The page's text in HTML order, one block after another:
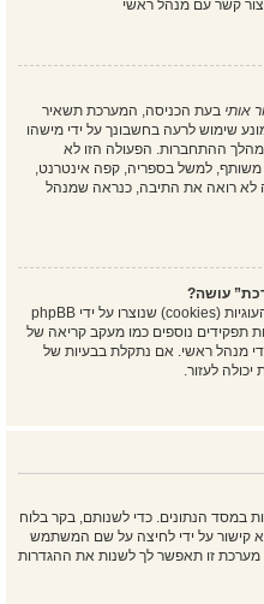
קשר עם מנהל ראשי
אותי בעת הכניסה, המערכת תשאיר
שימוש לרעה בחשבונך על ידי מישהו
ההתחברות. הפעולה הזו לא
למשל בספריה, קפה אינטרנט,
לא רואה את התיבה, כנראה שמנהל
עושה?
"מחק את כל עוגיות המערכת" מוחק את כל העוגיות (cookies) שנוצרו על ידי phpBB
תפקידים נוספים כמו מעקב קריאה של
מנהל ראשי. אם נתקלת בבעיות של
לעזור.
במסד הנתונים. כדי לשנותם, בקר בלוח
קישור על ידי לחיצה על שם המשתמש
מערכת זו תאפשר לך לשנות את ההגדרות